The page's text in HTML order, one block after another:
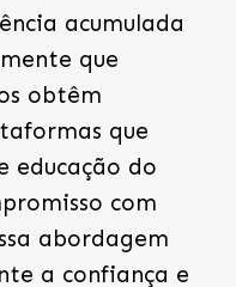
acumulada
que
obtêm
que
educação do
com
abordagem
a confiança e